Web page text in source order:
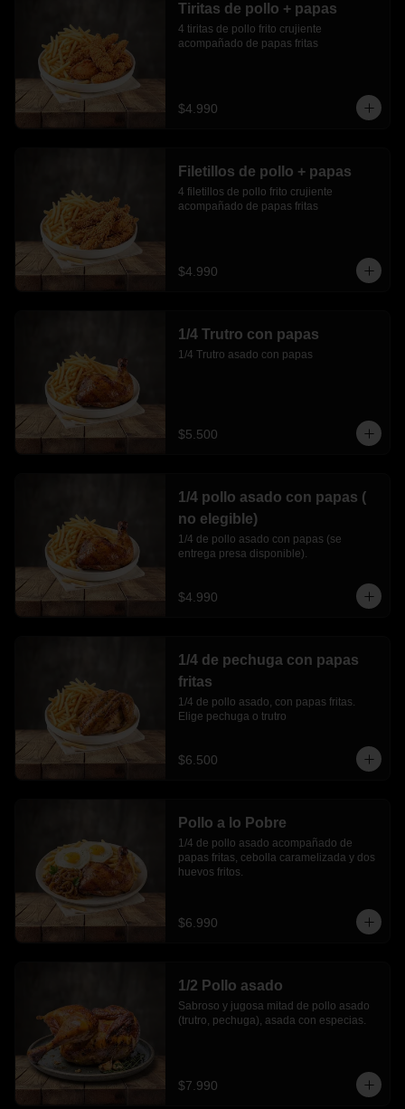
Tiritas de pollo + papas
4 tiritas de pollo frito crujiente
acompañado de papas fritas
$4.990
Filetillos de pollo + papas
4 filetillos de pollo frito crujiente
acompañado de papas fritas
$4.990
1/4 Trutro con papas
1/4 Trutro asado con papas
$5.500
1/4 pollo asado con papas (
no elegible)
1/4 de pollo asado con papas (se
entrega presa disponible).
$4.990
1/4 de pechuga con papas
fritas
1/4 de pollo asado, con papas fritas.
Elige pechuga o trutro
$6.500
Pollo a lo Pobre
1/4 de pollo asado acompañado de
papas fritas, cebolla caramelizada y dos
huevos fritos.
$6.990
1/2 Pollo asado
Sabroso y jugosa mitad de pollo asado
(trutro, pechuga), asada con especias.
$7.990